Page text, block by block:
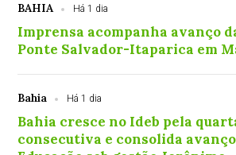
BAHIA Há 1 dia
Imprensa acompanha avanço
Ponte Salvador-Itaparica em
Bahia Há 1 dia
Bahia cresce no Ideb pela
consecutiva e consolida